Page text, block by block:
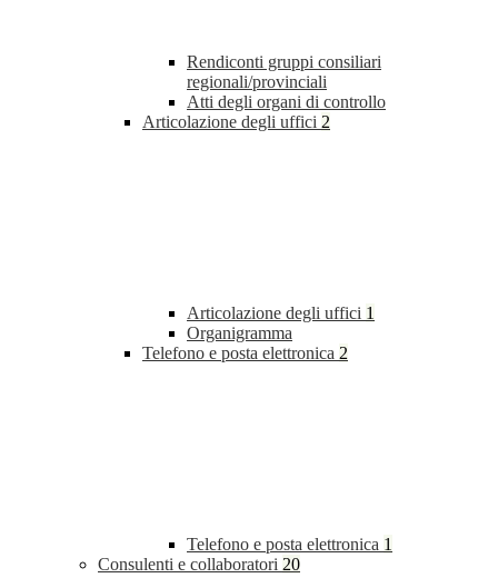
Rendiconti gruppi consiliari
regionali/provinciali
Atti degli organi di controllo
Articolazione degli uffici 2
Articolazione degli uffici 1
Organigramma
Telefono e posta elettronica 2
Telefono e posta elettronica 1
Consulenti e collaboratori 20